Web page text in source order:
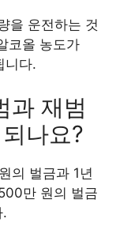
을 운전하는 것
코올 농도가
니다.
과 재범
나요?
의 벌금과 1년
만 원의 벌금
.